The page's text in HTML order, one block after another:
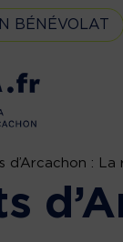
BÉNÉVOLAT
d’Arcachon :